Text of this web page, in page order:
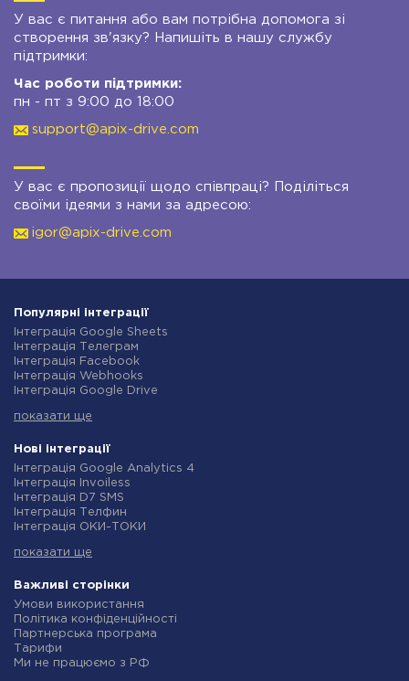
У вас є питання або вам потрібна допомога зі
створення зв'язку? Напишіть в нашу службу
підтримки:
Час роботи підтримки:
пн - пт з 9:00 до 18:00
support@apix-drive.com
У вас є пропозиції щодо співпраці? Поділіться
своїми ідеями з нами за адресою:
igor@apix-drive.com
Популярні інтеграції
Інтеграція Google Sheets
Інтеграція Телеграм
Інтеграція Facebook
Інтеграція Webhooks
Інтеграція Google Drive
Інтеграція Gmail
Інтеграція Rozetka
Інтеграція OpenAI (ChatGPT)
Інтеграція Binotel
Інтеграція Prom
Інтеграція Приват24
Інтеграція OLX
Інтеграція SendPulse
Інтеграція Stream Telecom
Інтеграція Google Analytics
Інтеграція Creatio
Інтеграція Ringostat
Інтеграція Google Calendar
Інтеграція Airtable
показати ще
Нові інтеграції
Інтеграція Google Analytics 4
Інтеграція Invoiless
Інтеграція D7 SMS
Інтеграція Телфин
Інтеграція ОКИ-ТОКИ
Інтеграція Microsoft Dynamics 365
Інтеграція TxtSync
Інтеграція Wire2Air
Інтеграція Corezoid
Інтеграція Infobip
Інтеграція Instasent
Інтеграція AtomPark
показати ще
Важливі сторінки
Умови використання
Політика конфіденційності
Партнерська програма
Тарифи
Ми не працюємо з РФ